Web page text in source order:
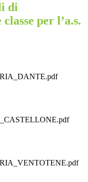
di
per l’a.s.